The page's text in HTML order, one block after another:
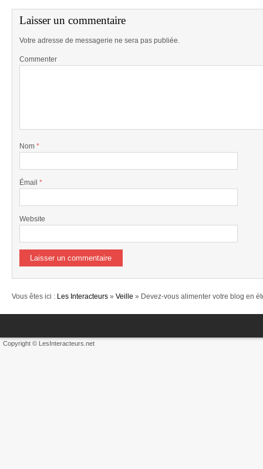
Laisser un commentaire
Votre adresse de messagerie ne sera pas publiée.
Commenter
Nom *
Émail *
Website
Vous êtes ici : Les Interacteurs » Veille » Devez-vous alimenter votre blog en
Copyright © LesInteracteurs.net